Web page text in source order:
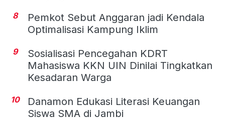
8
Pemkot Sebut Anggaran jadi Kendala
Optimalisasi Kampung Iklim
9
Sosialisasi Pencegahan KDRT
Mahasiswa KKN UIN Dinilai Tingkatkan
Kesadaran Warga
10
Danamon Edukasi Literasi Keuangan
Siswa SMA di Jambi